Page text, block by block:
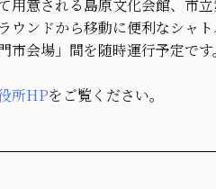
用意される島原文化会館、市
ウンドから移動に便利なシャト
市会場」間を随時運行予定です。
所HPをご覧ください。